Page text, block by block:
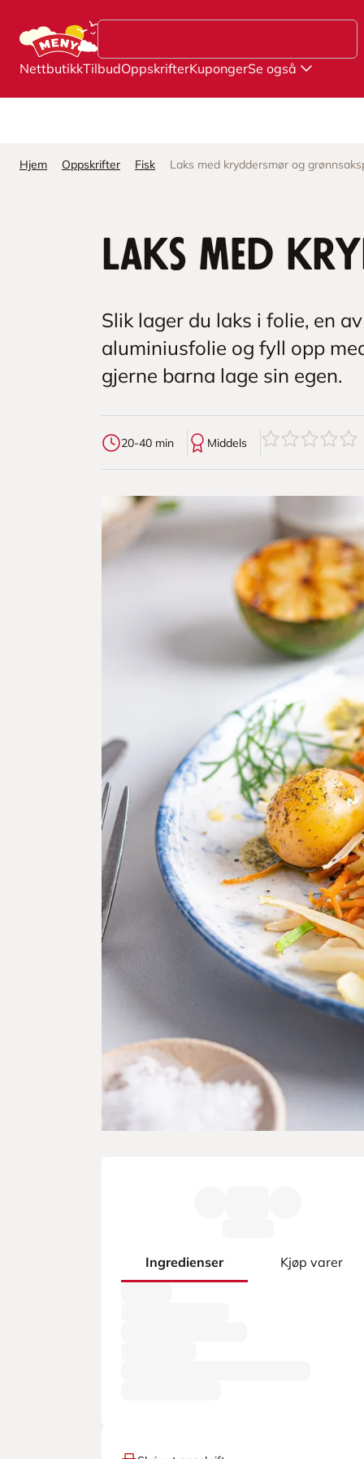
NettbutikkTilbudOppskrifterKupongerSe også
Hjem Oppskrifter Fisk Laks med kryddersmør og
Laks med
Slik lager du laks i folie, en
aluminiusfolie og fyll opp
gjerne barna lage sin egen.
20-40 min Middels 0av5stjerner
Ingredienser Kjøp varer